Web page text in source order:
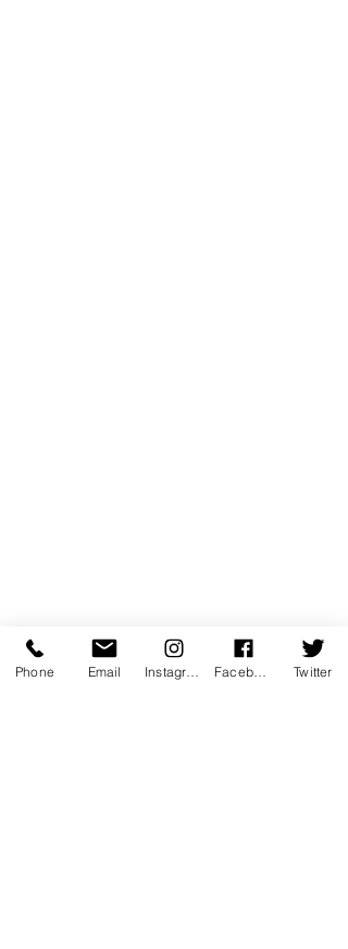
Phone Email Twitter